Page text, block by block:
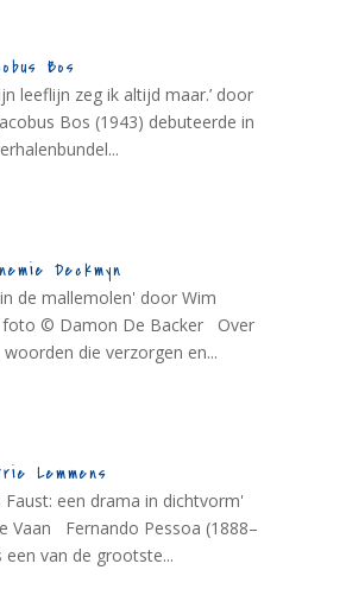
Bos
leeflijn zeg ik altijd maar.’ door
Bos (1943) debuteerde in
Deckmyn
de mallemolen' door Wim
© Damon De Backer Over
die verzorgen en...
Lemmens
Faust: een drama in dichtvorm'
Vaan Fernando Pessoa (1888–
een van de grootste...